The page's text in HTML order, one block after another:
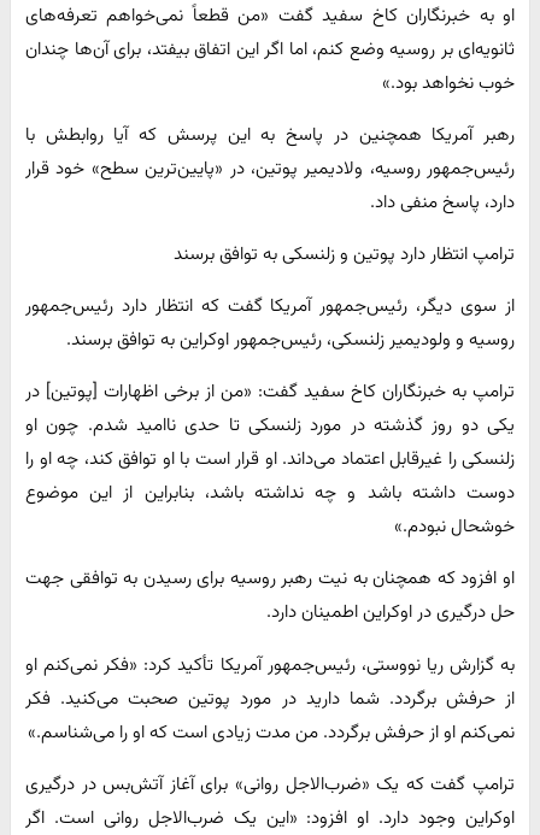
او به خبرنگاران کاخ سفید گفت «من قطعاً نمی‌خواهم تعرفه‌های
ثانویه‌ای بر روسیه وضع کنم، اما اگر این اتفاق بیفتد، برای آن‌ها چندان
خوب نخواهد بود.»
رهبر آمریکا همچنین در پاسخ به این پرسش که آیا روابطش با
رئیس‌جمهور روسیه، ولادیمیر پوتین، در «پایین‌ترین سطح» خود قرار
دارد، پاسخ منفی داد.
ترامپ انتظار دارد پوتین و زلنسکی به توافق برسند
از سوی دیگر، رئیس‌جمهور آمریکا گفت که انتظار دارد رئیس‌جمهور
روسیه و ولودیمیر زلنسکی، رئیس‌جمهور اوکراین به توافق برسند.
ترامپ به خبرنگاران کاخ سفید گفت: «من از برخی اظهارات [پوتین] در
یکی دو روز گذشته در مورد زلنسکی تا حدی ناامید شدم. چون او
زلنسکی را غیرقابل اعتماد می‌داند. او قرار است با او توافق کند، چه او را
دوست داشته باشد و چه نداشته باشد، بنابراین از این موضوع
خوشحال نبودم.»
او افزود که همچنان به نیت رهبر روسیه برای رسیدن به توافقی جهت
حل درگیری در اوکراین اطمینان دارد.
به گزارش ریا نووستی، رئیس‌جمهور آمریکا تأکید کرد: «فکر نمی‌کنم او
از حرفش برگردد. شما دارید در مورد پوتین صحبت می‌کنید. فکر
نمی‌کنم او از حرفش برگردد. من مدت زیادی است که او را می‌شناسم.»
ترامپ گفت که یک «ضرب‌الاجل روانی» برای آغاز آتش‌بس در درگیری
اوکراین وجود دارد. او افزود: «این یک ضرب‌الاجل روانی است. اگر